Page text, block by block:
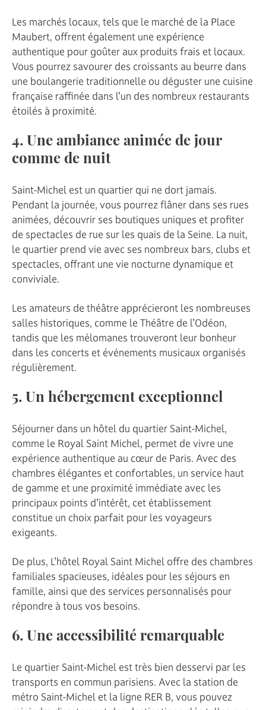
Les marchés locaux, tels que le marché de la Place
Maubert, offrent également une expérience
authentique pour goûter aux produits frais et locaux.
Vous pourrez savourer des croissants au beurre dans
une boulangerie traditionnelle ou déguster une cuisine
française raffinée dans l’un des nombreux restaurants
étoilés à proximité.
4. Une ambiance animée de jour
comme de nuit
Saint-Michel est un quartier qui ne dort jamais.
Pendant la journée, vous pourrez flâner dans ses rues
animées, découvrir ses boutiques uniques et profiter
de spectacles de rue sur les quais de la Seine. La nuit,
le quartier prend vie avec ses nombreux bars, clubs et
spectacles, offrant une vie nocturne dynamique et
conviviale.
Les amateurs de théâtre apprécieront les nombreuses
salles historiques, comme le Théâtre de l’Odéon,
tandis que les mélomanes trouveront leur bonheur
dans les concerts et événements musicaux organisés
régulièrement.
5. Un hébergement exceptionnel
Séjourner dans un hôtel du quartier Saint-Michel,
comme le Royal Saint Michel, permet de vivre une
expérience authentique au cœur de Paris. Avec des
chambres élégantes et confortables, un service haut
de gamme et une proximité immédiate avec les
principaux points d’intérêt, cet établissement
constitue un choix parfait pour les voyageurs
exigeants.
De plus, L’hôtel Royal Saint Michel offre des chambres
familiales spacieuses, idéales pour les séjours en
famille, ainsi que des services personnalisés pour
répondre à tous vos besoins.
6. Une accessibilité remarquable
Le quartier Saint-Michel est très bien desservi par les
transports en commun parisiens. Avec la station de
métro Saint-Michel et la ligne RER B, vous pouvez